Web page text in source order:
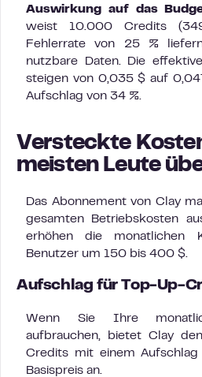
Auswirkung auf das
weist 10.000 Credits
Fehlerrate von 25 %
nutzbare Daten. Die
steigen von 0,035 $ auf
Aufschlag von 34 %.
Versteckte
meisten Leute
Das Abonnement von Clay
gesamten Betriebskosten
erhöhen die monatlichen
Benutzer um 150 bis 400 $.
Aufschlag für Top-Up-
Wenn Sie Ihre
aufbrauchen, bietet Clay
Credits mit einem
Basispreis an.